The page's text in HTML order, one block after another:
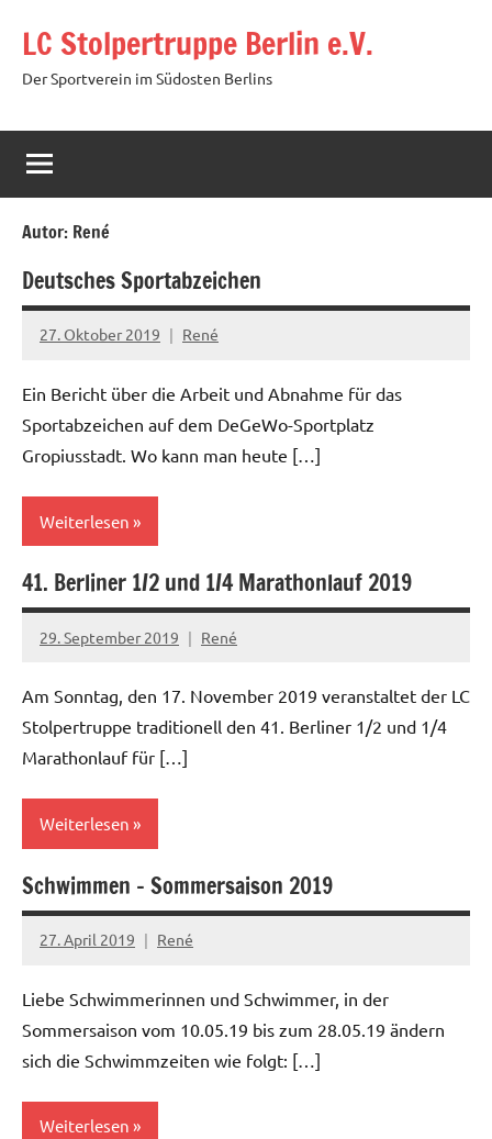
Inhalt
springen
LC Stolpertruppe Berlin e.V.
Der Sportverein im Südosten Berlins
Autor: René
Deutsches Sportabzeichen
27. Oktober 2019 René
Ein Bericht über die Arbeit und Abnahme für das
Sportabzeichen auf dem DeGeWo-Sportplatz
Gropiusstadt. Wo kann man heute […]
Weiterlesen
41. Berliner 1/2 und 1/4 Marathonlauf 2019
29. September 2019 René
Am Sonntag, den 17. November 2019 veranstaltet der LC
Stolpertruppe traditionell den 41. Berliner 1/2 und 1/4
Marathonlauf für […]
Weiterlesen
Schwimmen – Sommersaison 2019
27. April 2019 René
Liebe Schwimmerinnen und Schwimmer, in der
Sommersaison vom 10.05.19 bis zum 28.05.19 ändern
sich die Schwimmzeiten wie folgt: […]
Weiterlesen